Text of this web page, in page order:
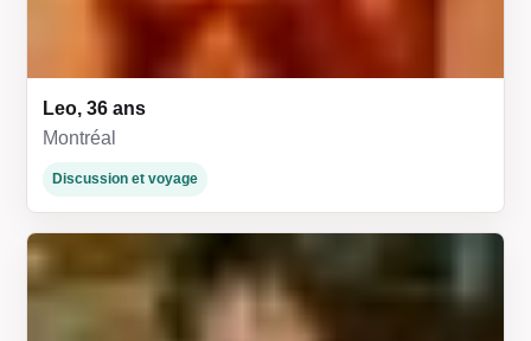
Leo, 36 ans
Montréal
Discussion et voyage